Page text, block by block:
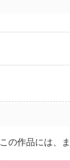
この作品には、